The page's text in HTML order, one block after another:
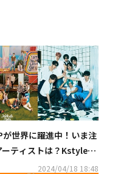
が世界に躍進中！いま注
ーティストは？Kstyle編
語るK-POPの魅力
2024/04/18 18:48